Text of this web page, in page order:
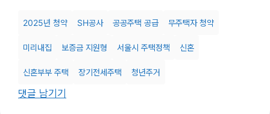
2025년 청약 SH공사 공공주택 공급 무주택자 청약
미리내집 보증금 지원형 서울시 주택정책 신혼
신혼부부 주택 장기전세주택 청년주거
댓글 남기기